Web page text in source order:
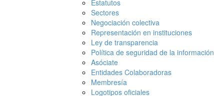
Estatutos
Sectores
Negociación colectiva
Representación en instituciones
Ley de transparencia
Política de seguridad de la información
Asóciate
Entidades Colaboradoras
Membresía
Logotipos oficiales